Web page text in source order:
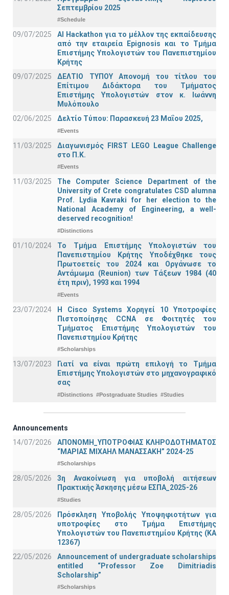
Σεπτεμβρίου 2025
#Schedule
09/07/2025
AI Hackathon για το μέλλον της εκπαίδευσης
από την εταιρεία Epignosis και το Τμήμα
Επιστήμης Υπολογιστών του Πανεπιστημίου
Κρήτης
09/07/2025
ΔΕΛΤΙΟ ΤΥΠΟΥ Απονομή του τίτλου του
Επίτιμου Διδάκτορα του Τμήματος
Επιστήμης Υπολογιστών στον κ. Ιωάννη
Μυλόπουλο
02/06/2025
Δελτίο Τύπου: Παρασκευή 23 Μαΐου 2025,
#Events
11/03/2025
Διαγωνισμός FIRST LEGO League Challenge
στο Π.Κ.
#Events
11/03/2025
The Computer Science Department of the
University of Crete congratulates CSD alumna
Prof. Lydia Kavraki for her election to the
National Academy of Engineering, a well-
deserved recognition!
#Distinctions
01/10/2024
Το Τμήμα Επιστήμης Υπολογιστών του
Πανεπιστημίου Κρήτης Υποδέχθηκε τους
Πρωτοετείς του 2024 και Οργάνωσε το
Αντάμωμα (Reunion) των Τάξεων 1984 (40
έτη πριν), 1993 και 1994
#Events
23/07/2024
Η Cisco Systems Χορηγεί 10 Υποτροφίες
Πιστοποίησης CCNA σε Φοιτητές του
Τμήματος Επιστήμης Υπολογιστών του
Πανεπιστημίου Κρήτης
#Scholarships
13/07/2023
Γιατί να είναι πρώτη επιλογή το Τμήμα
Επιστήμης Υπολογιστών στο μηχανογραφικό
σας
#Distinctions #Postgraduate Studies #Studies
Announcements
14/07/2026
ΑΠΟΝΟΜΗ_ΥΠΟΤΡΟΦΙΑΣ ΚΛΗΡΟΔΟΤΗΜΑΤΟΣ
“ΜΑΡΙΑΣ ΜΙΧΑΗΛ ΜΑΝΑΣΣΑΚΗ” 2024-25
#Scholarships
28/05/2026
3η Ανακοίνωση για υποβολή αιτήσεων
Πρακτικής Άσκησης μέσω ΕΣΠΑ_2025-26
#Studies
28/05/2026
Πρόσκληση Υποβολής Υποψηφιοτήτων για
υποτροφίες στο Τμήμα Επιστήμης
Υπολογιστών του Πανεπιστημίου Κρήτης (ΚΑ
12367)
22/05/2026
Announcement of undergraduate scholarships
entitled “Professor Zoe Dimitriadis
Scholarship”
#Scholarships